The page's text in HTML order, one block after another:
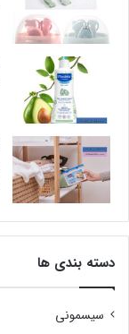
دسته بندی ها
سیسمونی